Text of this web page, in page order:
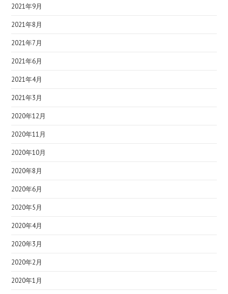
2021年9月
2021年8月
2021年7月
2021年6月
2021年4月
2021年3月
2020年12月
2020年11月
2020年10月
2020年8月
2020年6月
2020年5月
2020年4月
2020年3月
2020年2月
2020年1月